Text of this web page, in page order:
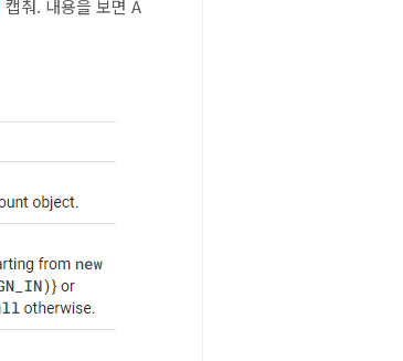
캡춰. 내용을 보면 A